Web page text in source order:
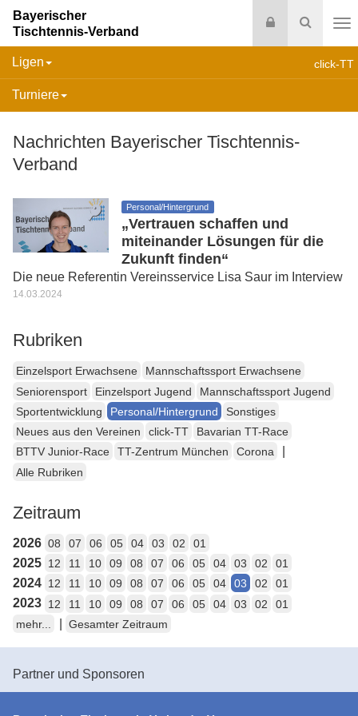
Suche
Login
Bayerischer
Tischtennis-Verband
click-TT
Ligen
Turniere
Nachrichten Bayerischer Tischtennis-
Verband
Personal/Hintergrund
„Vertrauen schaffen und
miteinander Lösungen für die
Zukunft finden“
Die neue Referentin Vereinsservice Lisa Saur im Interview
14.03.2024
Rubriken
Einzelsport Erwachsene
Mannschaftssport Erwachsene
Seniorensport
Einzelsport Jugend
Mannschaftssport Jugend
Sportentwicklung
Personal/Hintergrund
Sonstiges
Neues aus den Vereinen
click-TT
Bavarian TT-Race
BTTV Junior-Race
TT-Zentrum München Corona
Alle Rubriken
Zeitraum
2026 08 07 06 05 04 03 02 01
2025 12 11 10 09 08 07 06 05 04 03 02 01
2024 12 11 10 09 08 07 06 05 04 03 02 01
2023 12 11 10 09 08 07 06 05 04 03 02
01
mehr...
Gesamter Zeitraum
Partner und Sponsoren